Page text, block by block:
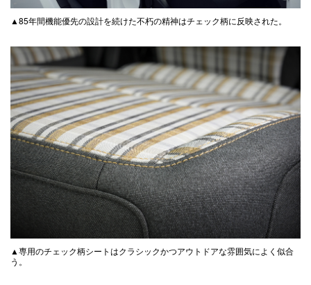
▲85年間機能優先の設計を続けた不朽の精神はチェック柄に反映された。
▲専用のチェック柄シートはクラシックかつアウトドアな雰囲気によく似合
う。